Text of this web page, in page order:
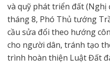
và quỹ phát triển đất (Nghị
tháng 8, Phó Thủ tướng
cầu sửa đổi theo hướng
cho người dân, tránh tạo
trình hoàn thiện Luật Đất